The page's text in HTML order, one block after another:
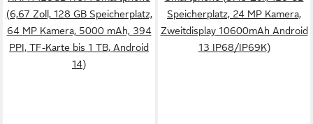
(6,67 Zoll, 128 GB Speicherplatz,
64 MP Kamera, 5000 mAh, 394
PPI, TF-Karte bis 1 TB, Android
14)
Speicherplatz, 24 MP Kamera,
Zweitdisplay 10600mAh Android
13 IP68/IP69K)